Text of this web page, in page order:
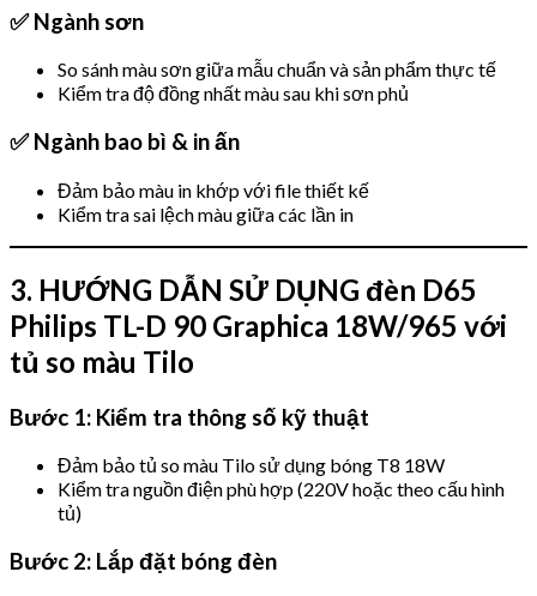
✅ Ngành sơn
So sánh màu sơn giữa mẫu chuẩn và sản phẩm thực tế
Kiểm tra độ đồng nhất màu sau khi sơn phủ
✅ Ngành bao bì & in ấn
Đảm bảo màu in khớp với file thiết kế
Kiểm tra sai lệch màu giữa các lần in
3. HƯỚNG DẪN SỬ DỤNG đèn D65
Philips TL-D 90 Graphica 18W/965 với
tủ so màu Tilo
Bước 1: Kiểm tra thông số kỹ thuật
Đảm bảo tủ so màu Tilo sử dụng bóng T8 18W
Kiểm tra nguồn điện phù hợp (220V hoặc theo cấu hình
tủ)
Bước 2: Lắp đặt bóng đèn